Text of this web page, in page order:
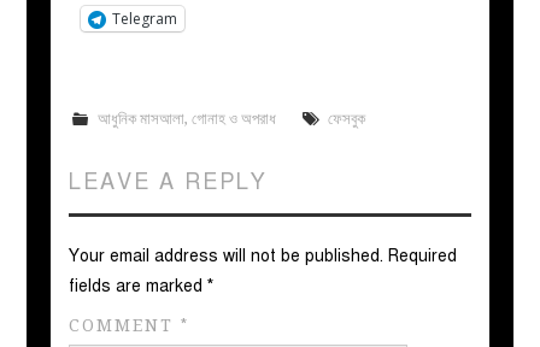
Telegram
আধুনিক মাসআলা, গোনাহ ও অপরাধ ফেসবুক
LEAVE A REPLY
Your email address will not be published. Required
fields are marked*
COMMENT*